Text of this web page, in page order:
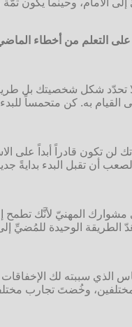
تحدّد شكل شخصيتك بل
به. كن متحمساً
لن تكون قادراً أبداً
أن تقبل البدء بدايةً
المهنيّ لأنَّك تطمح
الطريقة الوحيدة للمُضيِّ
سببته لك الإخفاقات
مختلفين، وخُضتَ تجارب